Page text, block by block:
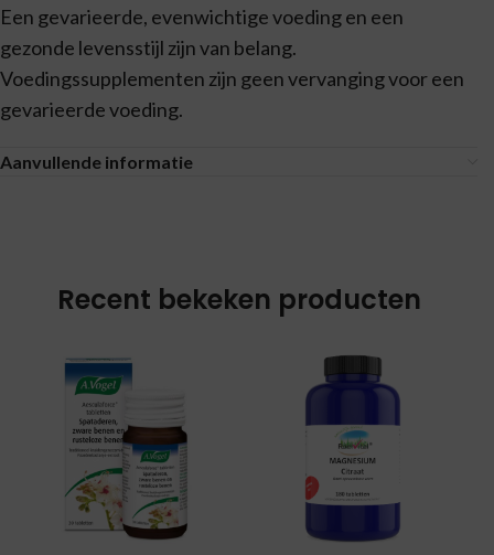
Een gevarieerde, evenwichtige voeding en een
gezonde levensstijl zijn van belang.
Voedingssupplementen zijn geen vervanging voor een
gevarieerde voeding.
Aanvullende informatie
Recent bekeken producten